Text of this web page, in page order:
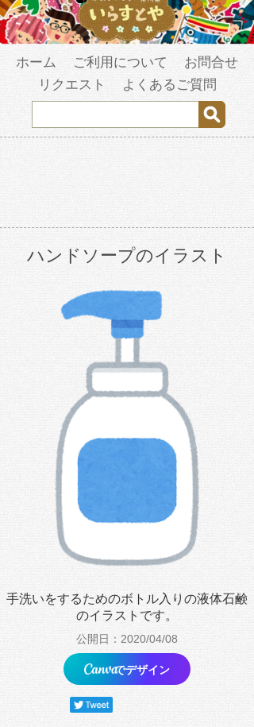
ホーム ご利用について
お問合せ
リクエスト
よくあるご質問
ハンドソープのイラスト
手洗いをするためのボトル入りの液体石鹸
のイラストです。
公開日：2020/04/08
でデザイン